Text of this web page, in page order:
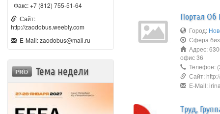
Факс: +7 (812) 755-51-64
Сайт:
http://zaodobus.weebly.com
E-Mail: zaodobus@mail.ru
Тема недели
Портал Об
Город:
Сфера
Адрес:
офис 36
Телефон:
Сайт:
E-Mail:
Труд,